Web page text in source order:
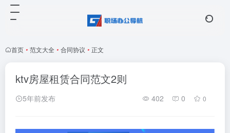
首页 • 范文大全 • 合同协议 • 正文
ktv房屋租赁合同范文2则
5年前发布 402 0 0